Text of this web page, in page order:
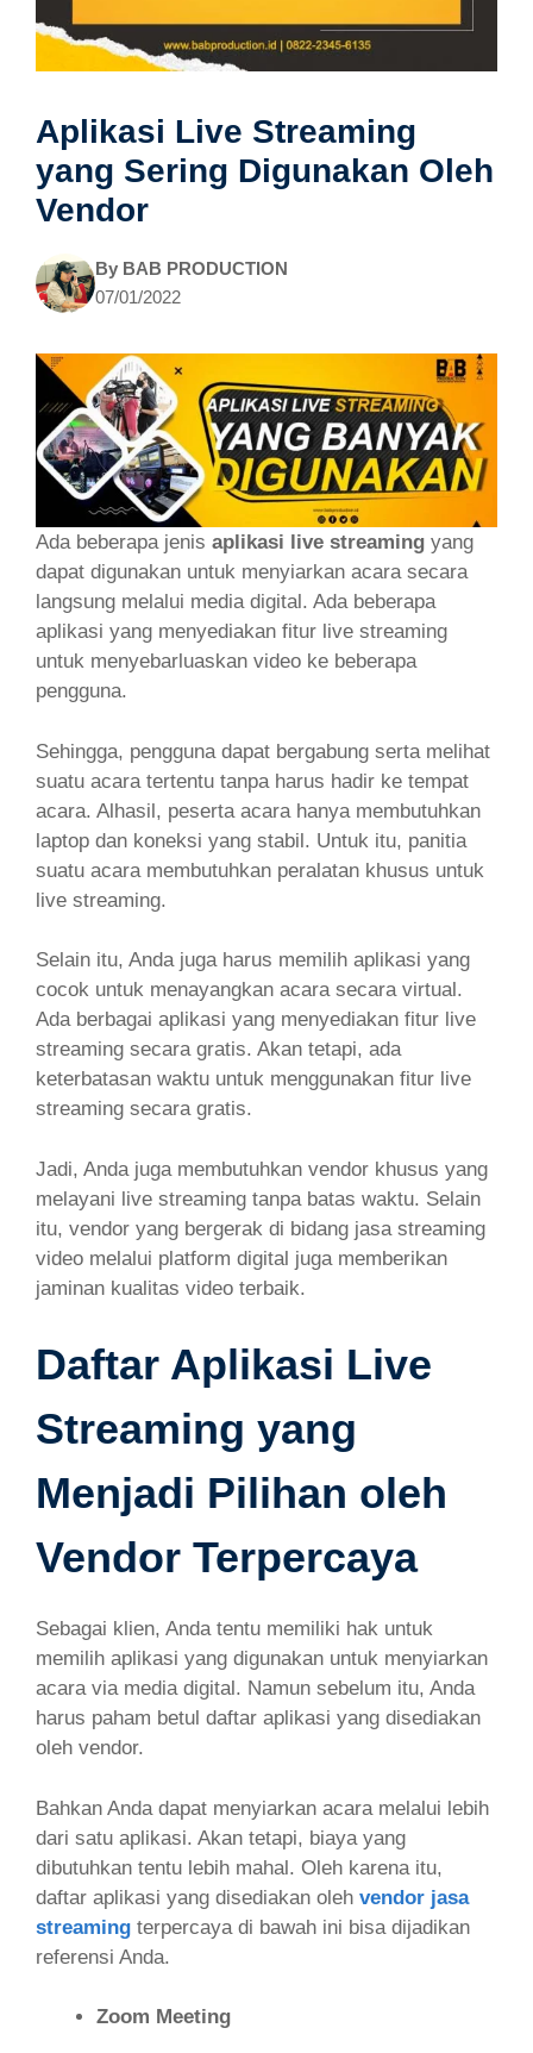
Aplikasi Live Streaming
yang Sering Digunakan Oleh
Vendor
By BAB PRODUCTION
07/01/2022
Ada beberapa jenis aplikasi live streaming yang
dapat digunakan untuk menyiarkan acara secara
langsung melalui media digital. Ada beberapa
aplikasi yang menyediakan fitur live streaming
untuk menyebarluaskan video ke beberapa
pengguna.
Sehingga, pengguna dapat bergabung serta melihat
suatu acara tertentu tanpa harus hadir ke tempat
acara. Alhasil, peserta acara hanya membutuhkan
laptop dan koneksi yang stabil. Untuk itu, panitia
suatu acara membutuhkan peralatan khusus untuk
live streaming.
Selain itu, Anda juga harus memilih aplikasi yang
cocok untuk menayangkan acara secara virtual.
Ada berbagai aplikasi yang menyediakan fitur live
streaming secara gratis. Akan tetapi, ada
keterbatasan waktu untuk menggunakan fitur live
streaming secara gratis.
Jadi, Anda juga membutuhkan vendor khusus yang
melayani live streaming tanpa batas waktu. Selain
itu, vendor yang bergerak di bidang jasa streaming
video melalui platform digital juga memberikan
jaminan kualitas video terbaik.
Daftar Aplikasi Live
Streaming yang
Menjadi Pilihan oleh
Vendor Terpercaya
Sebagai klien, Anda tentu memiliki hak untuk
memilih aplikasi yang digunakan untuk menyiarkan
acara via media digital. Namun sebelum itu, Anda
harus paham betul daftar aplikasi yang disediakan
oleh vendor.
Bahkan Anda dapat menyiarkan acara melalui lebih
dari satu aplikasi. Akan tetapi, biaya yang
dibutuhkan tentu lebih mahal. Oleh karena itu,
daftar aplikasi yang disediakan oleh vendor jasa
streaming terpercaya di bawah ini bisa dijadikan
referensi Anda.
Zoom Meeting